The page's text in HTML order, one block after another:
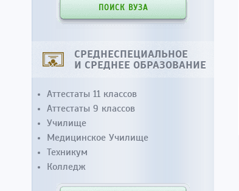
ПОИСК ВУЗА
СРЕДНЕСПЕЦИАЛЬНОЕ
И СРЕДНЕЕ ОБРАЗОВАНИЕ
Аттестаты 11 классов
Аттестаты 9 классов
Училище
Медицинское Училище
Техникум
Колледж